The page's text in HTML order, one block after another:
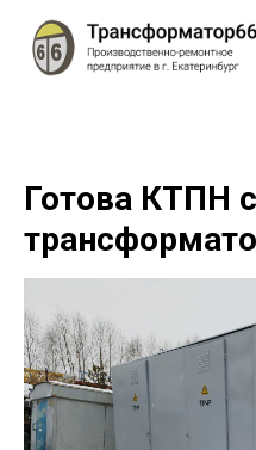
Готова КТПН с